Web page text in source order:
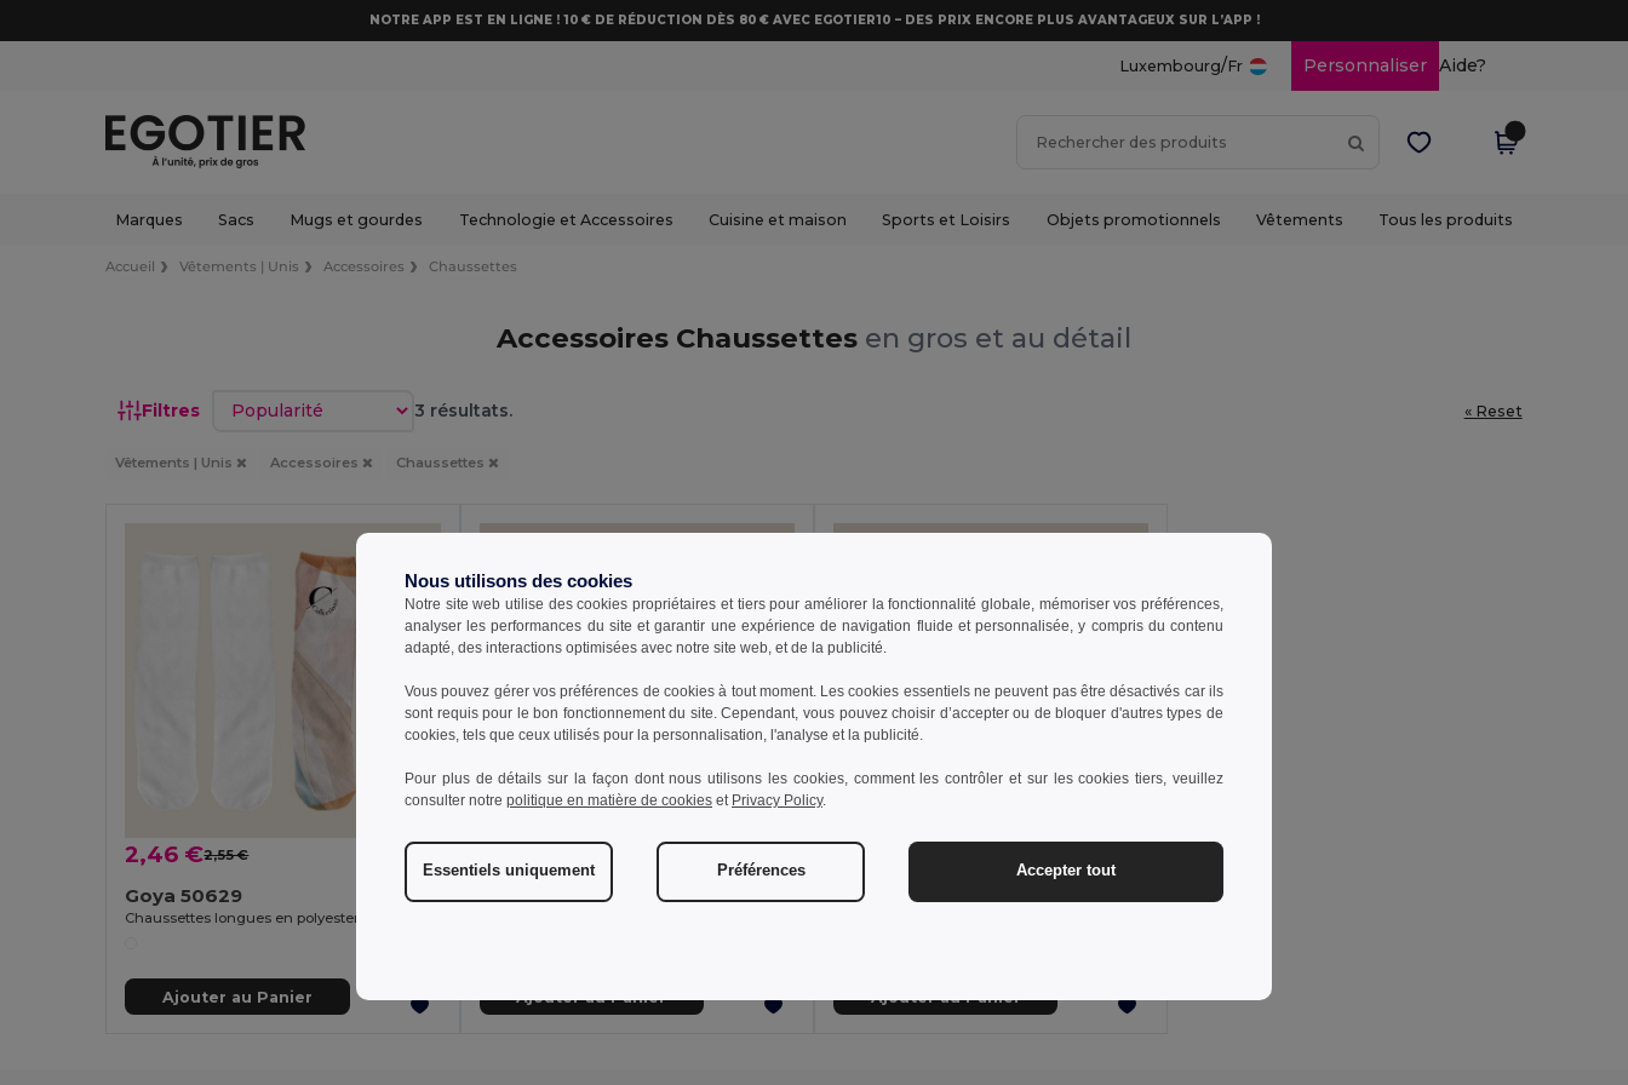
NOTRE APP EST EN LIGNE ! 10 € DE RÉDUCTION DÈS 80 € AVEC EGOTIER10 – DES PRIX ENCORE PLUS AVANTAGEUX SUR L’APP !
Luxembourg/Fr Personnaliser Aide?
Marques Sacs Mugs et gourdes Technologie et Accessoires Cuisine et maison Sports et Loisirs Objets promotionnels Vêtements Tous les produits
Accueil Vêtements | Unis Accessoires Chaussettes
Accessoires Chaussettes en gros et au détail
Filtres Trier par 3 résultats. « Reset
Vêtements | Unis Accessoires Chaussettes
2,46 €2,55 € -4%
Goya 50629
Ajouter au Panier
Goya 38040
Ajouter au Panier
8,10 € 9,65 €
Goya 50642
Ajouter au Panier
Nous utilisons des cookies
Notre site web utilise des cookies propriétaires et tiers pour améliorer la fonctionnalité globale, mémoriser vos préférences,
analyser les performances du site et garantir une expérience de navigation fluide et personnalisée, y compris du contenu
adapté, des interactions optimisées avec notre site web, et de la publicité.
Vous pouvez gérer vos préférences de cookies à tout moment. Les cookies essentiels ne peuvent pas être désactivés car ils
sont requis pour le bon fonctionnement du site. Cependant, vous pouvez choisir d’accepter ou de bloquer d'autres types de
cookies, tels que ceux utilisés pour la personnalisation, l'analyse et la publicité.
Pour plus de détails sur la façon dont nous utilisons les cookies, comment les contrôler et sur les cookies tiers, veuillez
consulter notre politique en matière de cookies et Privacy Policy.
Essentiels uniquement Préférences Accepter tout